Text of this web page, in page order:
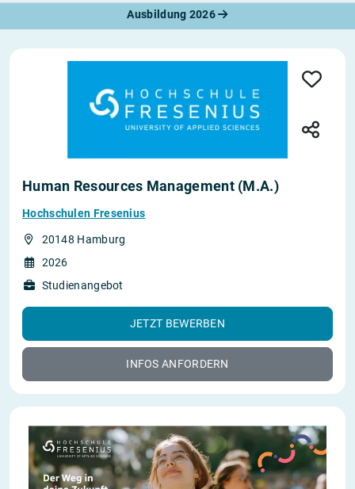
Ausbildung 2026
Human Resources Management (M.A.)
Hochschulen Fresenius
20148 Hamburg
2026
Studienangebot
JETZT BEWERBEN
INFOS ANFORDERN